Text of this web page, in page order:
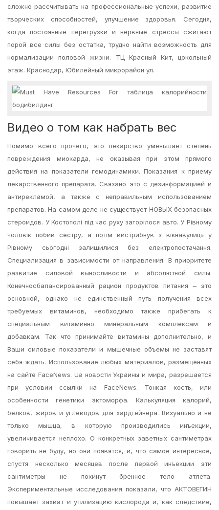
сложно рассчитывать на профессиональные успехи, развитие
творческих способностей, улучшение здоровья. Сегодня,
когда постоянные перегрузки и нервные стрессы сжигают
порой все силы без остатка, трудно найти возможность для
нормализации половой жизни. ТЦ Красный Кит, цокольный
этаж. Краснодар, Юбилейный микрорайон ул.
Видео о том как набрать вес
Помимо всего прочего, это лекарство уменьшает степень
повреждения миокарда, не оказывая при этом прямого
действия на показатели гемодинамики. Показания к приему
лекарственного препарата. Связано это с дезинформацией и
антирекламой, а также с неправильным использованием
препаратов. На самом деле не существует НОВЫХ безопасных
стероидов. У Костополі під час руху загорілося авто. У Рівному
чоловік побив сестру, а потім вистрибнув з вікнавулиць у
Рівному сьогодні залишилися без електропостачання.
Специализация в зависимости от направления. В приоритете
развитие силовой выносливости и абсолютной силы.
Конечносбалансированный рацион продуктов питания – это
основной, однако не единственный путь получения всех
требуемых витаминов, необходимо также прибегать к
специальным витаминно минеральным комплексам и
добавкам. Так что принимайте витамины дополнительно, и
Ваши силовые показатели и мышечные объемы не заставят
себя ждать. Использование любых материалов, размещённых
на сайте FaceNews. Ua новости Украины и мира, разрешается
при условии ссылки на FaceNews. Тонкая кость, или
особенности генетики эктоморфа. Калькуляция калорий,
белков, жиров и углеводов для хардгейнера. Визуально и не
только мышца, в которую производились инъекции,
увеличивается неплохо. О конкретных заветных сантиметрах
говорить не буду, но они появятся, и, что самое интересное,
спустя несколько месяцев после первой инъекции эти
сантиметры не покинут бренное тело атлета.
Экспериментальные исследования показали, что АКТОВЕГИН
повышает захват и утилизацию кислорода и, как следствие,